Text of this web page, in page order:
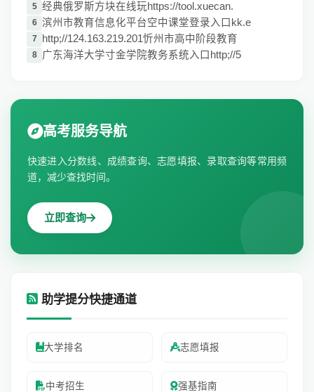
5 经典俄罗斯方块在线玩https://tool.xuecan.
6 滨州市教育信息化平台空中课堂登录入口kk.e
7 http;//124.163.219.201忻州市高中阶段教育
8 广东海洋大学寸金学院教务系统入口http;//5
高考服务导航
快速进入分数线、成绩查询、志愿填报、录取查询等常用频
道，减少查找时间。
立即查询
助学提分快捷通道
大学排名 志愿填报
中考招生 强基指南